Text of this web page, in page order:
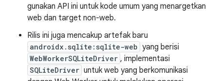
gunakan API ini untuk kode umum yang menargetkan
web dan target non-web.
Rilis ini juga mencakup artefak baru
androidx.sqlite:sqlite-web yang berisi
WebWorkerSQLiteDriver , implementasi
SQLiteDriver untuk web yang berkomunikasi